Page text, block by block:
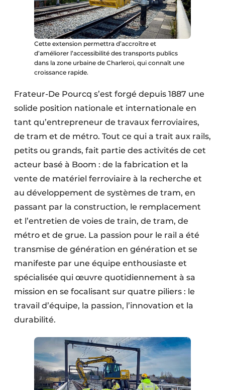
Cette extension permettra d’accroître et
d’améliorer l’accessibilité des transports publics
dans la zone urbaine de Charleroi, qui connaît une
croissance rapide.
Frateur-De Pourcq s’est forgé depuis 1887 une
solide position nationale et internationale en
tant qu’entrepreneur de travaux ferroviaires,
de tram et de métro. Tout ce qui a trait aux rails,
petits ou grands, fait partie des activités de cet
acteur basé à Boom : de la fabrication et la
vente de matériel ferroviaire à la recherche et
au développement de systèmes de tram, en
passant par la construction, le remplacement
et l’entretien de voies de train, de tram, de
métro et de grue. La passion pour le rail a été
transmise de génération en génération et se
manifeste par une équipe enthousiaste et
spécialisée qui œuvre quotidiennement à sa
mission en se focalisant sur quatre piliers : le
travail d’équipe, la passion, l’innovation et la
durabilité.